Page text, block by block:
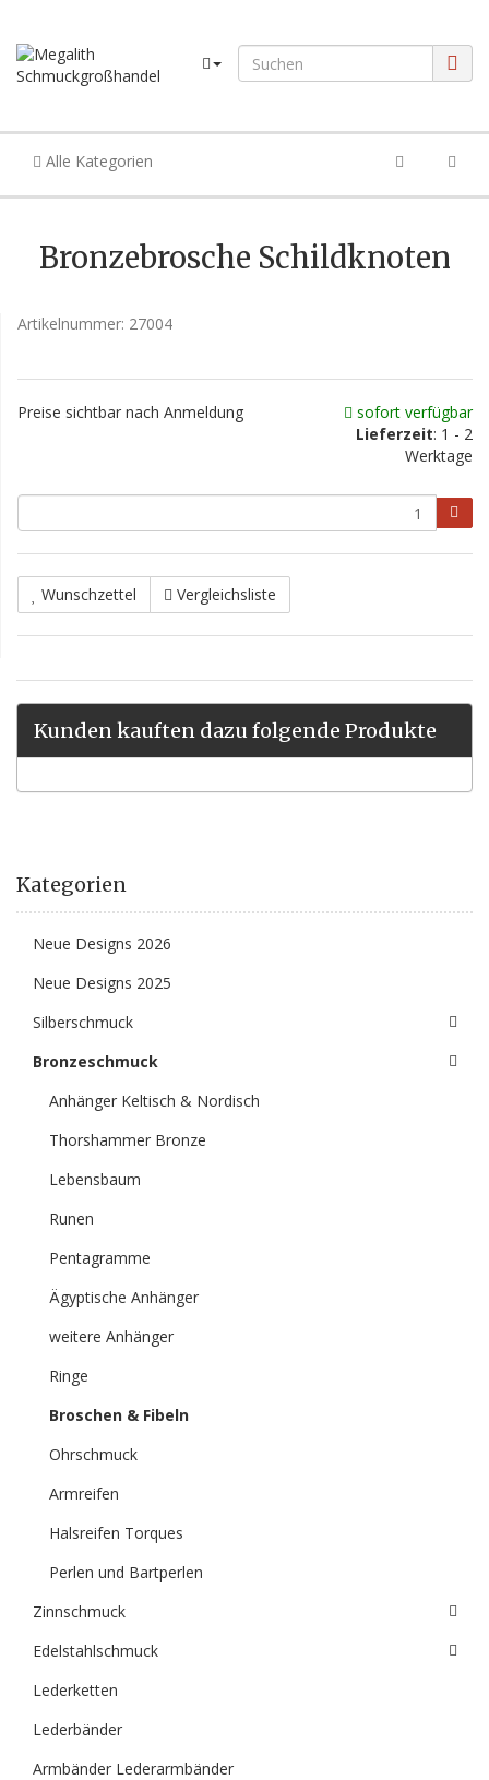
Alle Kategorien
Bronzebrosche Schildknoten
Artikelnummer: 27004
Preise sichtbar nach Anmeldung
sofort verfügbar
Lieferzeit: 1 - 2
Werktage
Wunschzettel Vergleichsliste
Kunden kauften dazu folgende Produkte
Kategorien
Neue Designs 2026
Neue Designs 2025
Silberschmuck
Bronzeschmuck
Anhänger Keltisch & Nordisch
Thorshammer Bronze
Lebensbaum
Runen
Pentagramme
Ägyptische Anhänger
weitere Anhänger
Ringe
Broschen & Fibeln
Ohrschmuck
Armreifen
Halsreifen Torques
Perlen und Bartperlen
Zinnschmuck
Edelstahlschmuck
Lederketten
Lederbänder
Armbänder Lederarmbänder